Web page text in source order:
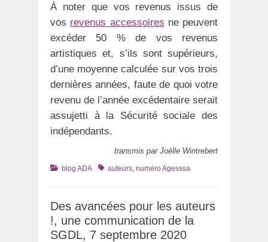
À noter que vos revenus issus de
vos revenus accessoires ne peuvent
excéder 50 % de vos revenus
artistiques et, s’ils sont supérieurs,
d’une moyenne calculée sur vos trois
dernières années, faute de quoi votre
revenu de l’année excédentaire serait
assujetti à la Sécurité sociale des
indépendants.
transmis par Joëlle Wintrebert
Catégories
blog ADA Tagsauteurs numéro Agesssa
Des avancées pour les auteurs
!, une communication de la
SGDL, 7 septembre 2020